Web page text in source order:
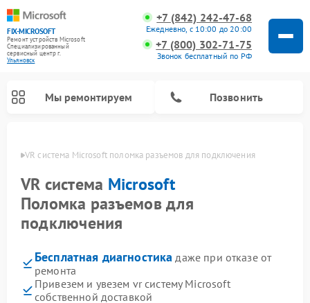
FIX-MICROSOFT
Ремонт устройств Microsoft
Специализированный
cервисный центр г.
Ульяновск
+7 (842) 242-47-68
Ежедневно, с 10:00 до 20:00
+7 (800) 302-71-75
Звонок бесплатный по РФ
Мы ремонтируем Позвонить
VR система Microsoft поломка разъемов для подключения
VR система Microsoft
Поломка разъемов для
подключения
Бесплатная диагностика даже при отказе от
ремонта
Привезем и увезем vr систему Microsoft
собственной доставкой